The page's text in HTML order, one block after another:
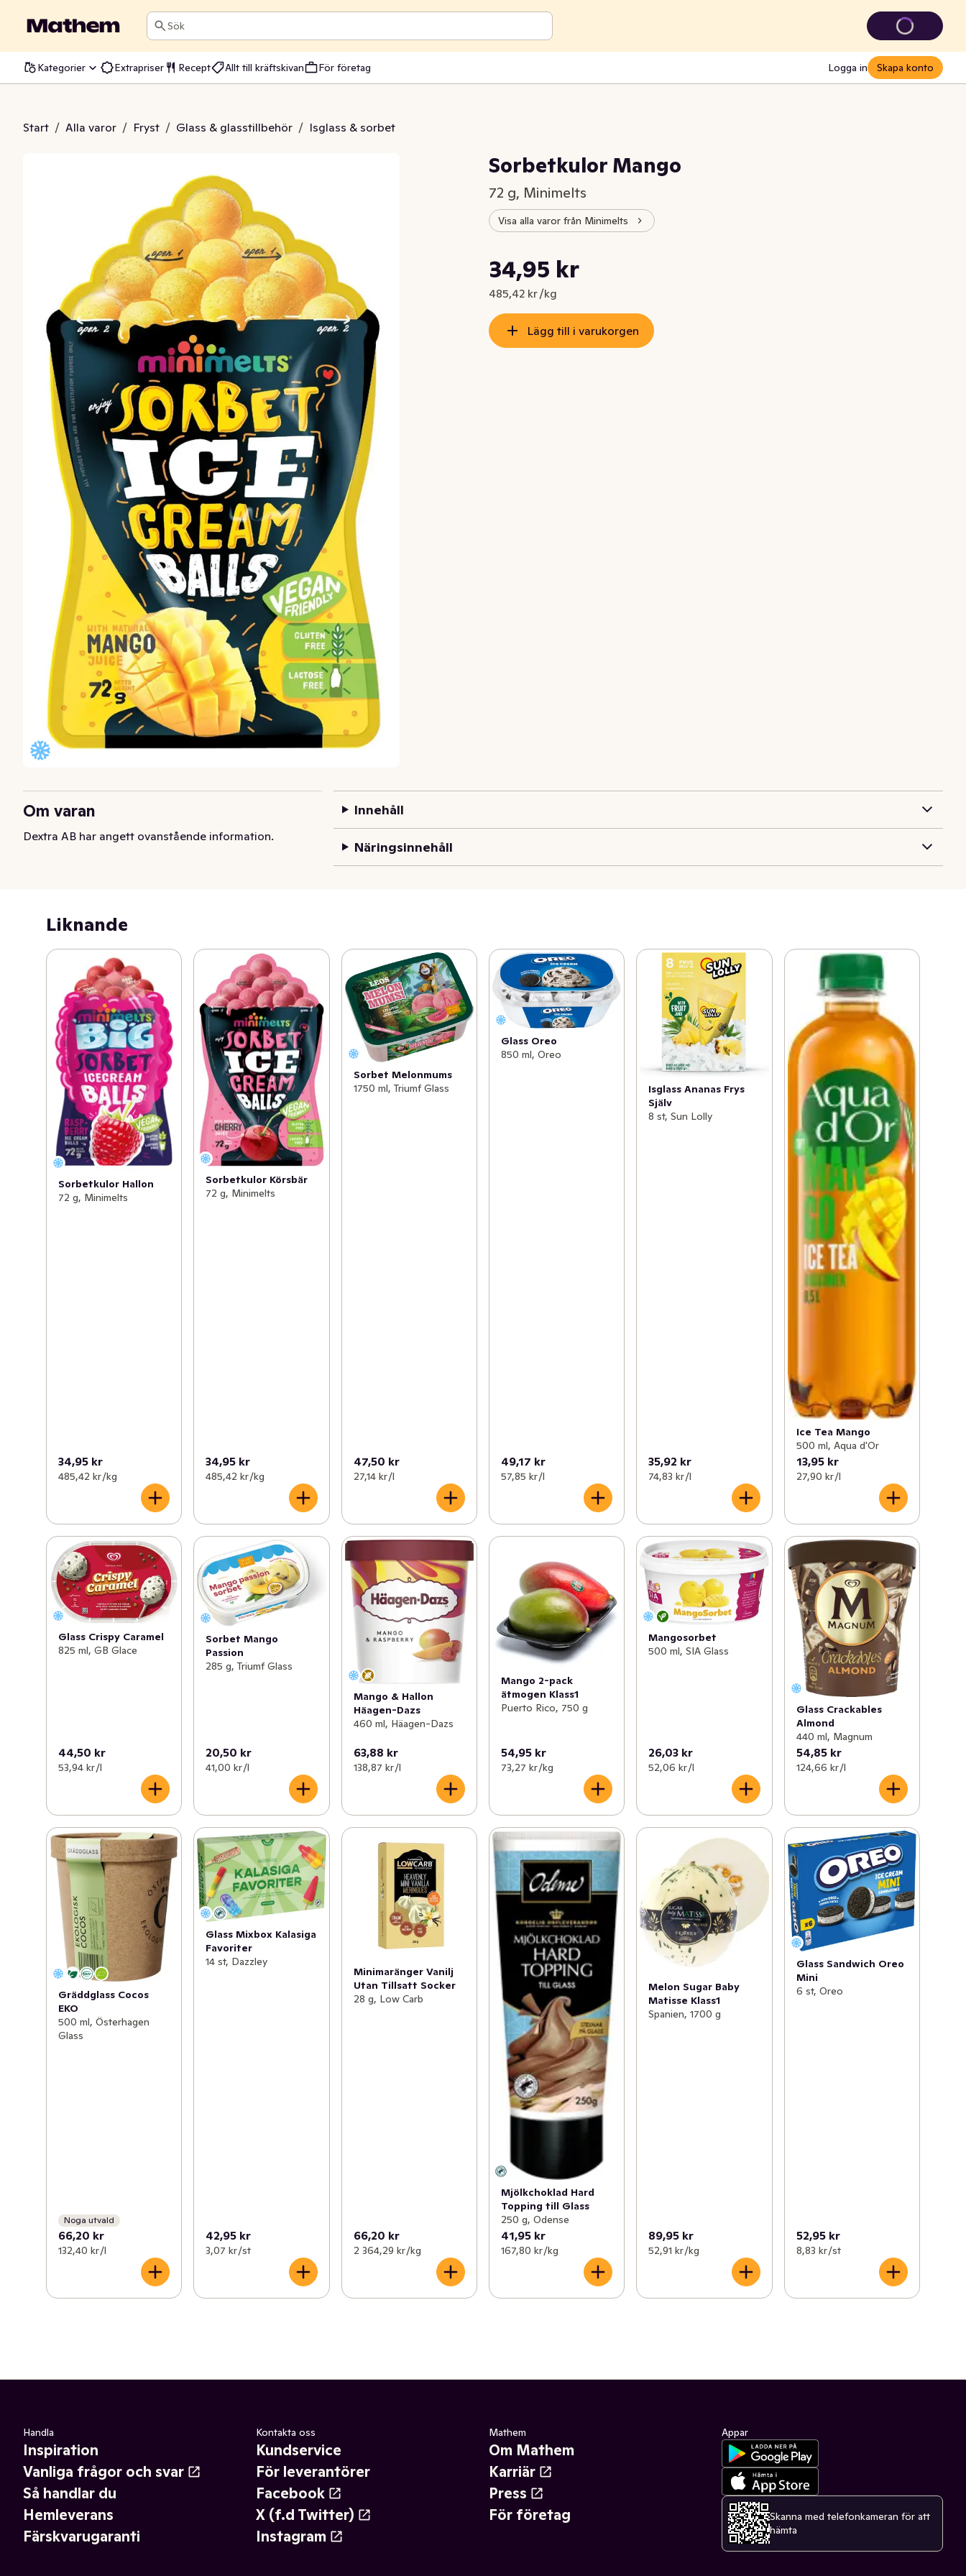
Sök
Kategorier Extrapriser Recept Allt till kräftskivan För företag Logga in Skapa konto
Start / Alla varor / Fryst / Glass & glasstillbehör / Isglass & sorbet
Mango
Sorbetkulor Mango
72 g, Minimelts
Visa alla varor från Minimelts
Nuvarande pris är: 34,95 kr
34,95 kr
485,42 kr /kg
Styckpris: 485,42 kr /kg
Lägg till i varukorgen
Om varan
Dextra AB har angett ovanstående information.
Innehåll
Näringsinnehåll
Liknande
Sorbetkulor Hallon
72 g, Minimelts
34,95 kr
485,42 kr /kg
Sorbetkulor Körsbär
72 g, Minimelts
34,95 kr
485,42 kr /kg
Sorbet Melonmums
1750 ml, Triumf Glass
47,50 kr
27,14 kr /l
Glass Oreo
850 ml, Oreo
49,17 kr
57,85 kr /l
Isglass Ananas Frys
Själv
8 st, Sun Lolly
35,92 kr
74,83 kr /l
Ice Tea Mango
500 ml, Aqua d'Or
13,95 kr
27,90 kr /l
Glass Crispy Caramel
825 ml, GB Glace
44,50 kr
53,94 kr /l
Sorbet Mango
Passion
285 g, Triumf Glass
20,50 kr
41,00 kr /l
Mango & Hallon
Häagen-Dazs
460 ml, Häagen-Dazs
63,88 kr
138,87 kr /l
Mango 2-pack
ätmogen Klass1
Puerto Rico, 750 g
54,95 kr
73,27 kr /kg
Mangosorbet
500 ml, SIA Glass
26,03 kr
52,06 kr /l
Glass Crackables
Almond
440 ml, Magnum
54,85 kr
124,66 kr /l
Gräddglass Cocos
EKO
500 ml, Österhagen
Glass
Noga utvald
66,20 kr
132,40 kr /l
Glass Mixbox Kalasiga
Favoriter
14 st, Dazzley
42,95 kr
3,07 kr /st
Minimaränger Vanilj
Utan Tillsatt Socker
28 g, Low Carb
66,20 kr
2 364,29 kr /kg
Mjölkchoklad Hard
Topping till Glass
250 g, Odense
41,95 kr
167,80 kr /kg
Melon Sugar Baby
Matisse Klass1
Spanien, 1700 g
89,95 kr
52,91 kr /kg
Glass Sandwich Oreo
Mini
6 st, Oreo
52,95 kr
8,83 kr /st
Handla
Inspiration
Vanliga frågor och svar
Så handlar du
Hemleverans
Färskvarugaranti
Kontakta oss
Kundservice
För leverantörer
Facebook
X (f.d Twitter)
Instagram
Mathem
Om Mathem
Karriär
Press
För företag
Appar
Skanna med telefonkameran för att
hämta